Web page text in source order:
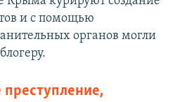
и с помощью
органов могли